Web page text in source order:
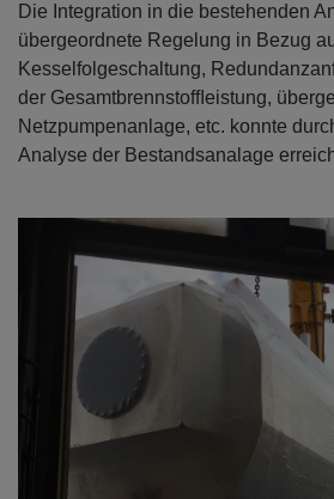
Die Integration in die bestehenden
übergeordnete Regelung in Bezug
Kesselfolgeschaltung,
der Gesamtbrennstofﬂeistung,
Netzpumpenanlage, etc. konnte
Analyse der Bestandsanalage